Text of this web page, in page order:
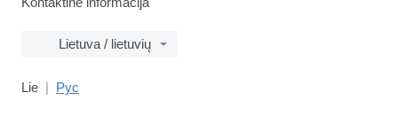
Lietuva / lietuvių
Lie Рус